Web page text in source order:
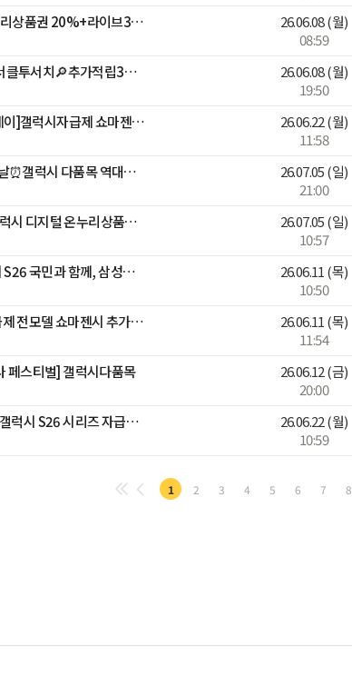
갤럭시 총출동! 디지털 온누리상품권 20%+라이브3%적립+구매인증💙 26.06.08(월)
08:59
[N배송] 곽윤기 출연! S26 서클투서치🔎추가적립3%+N포인트추가증정 26.06.08(월)
19:50
📱[디지털어워즈X멤버십데이]갤럭시자급제 쇼마젠시 역대급 추가적립 라이브 26.06.22(월)
11:58
삼성 감사 페스티벌 마지막날⏰갤럭시 다품목 역대급 혜택 26.07.05(일)
21:00
🚨오늘 행사종료🚨 삼성 갤럭시 디지털 온누리상품권 20% 라스트 찬스 26.07.05(일)
10:57
안정환, 김남일 출연!갤럭시 S26 국민과 함께, 삼성전자 감사 페스티벌 26.06.11 (목)
10:50
📱[브랜드위크]갤럭시 자급제 전모델 쇼마젠시 추가적립 라이브📱 26.06.11 (목)
11:54
페스티벌] 갤럭시다품목 26.06.12(금)
20:00
[디지털어워즈][블루밍] 🎉갤럭시 S26 시리즈 자급제폰 라이브🎉 26.06.22(월)
10:59
1 2 3 4 5 6 7 8